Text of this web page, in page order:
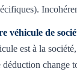
véhicule de
est à la
déduction change